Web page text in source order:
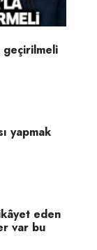
geçirilmeli
yapmak
eden
var bu